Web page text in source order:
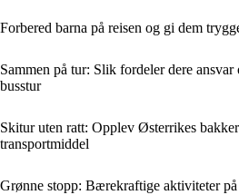
Forbered barna på reisen og gi dem
Sammen på tur: Slik fordeler dere
busstur
Skitur uten ratt: Opplev Østerrikes
transportmiddel
Grønne stopp: Bærekraftige aktiviteter på